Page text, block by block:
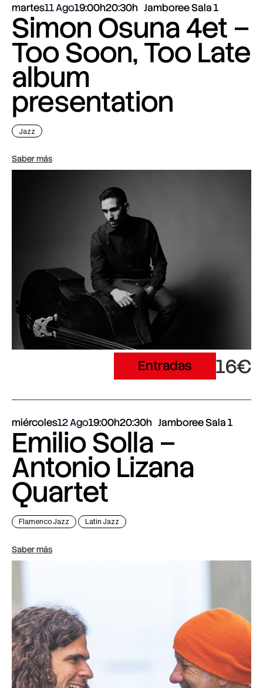
martes11 Ago19:00h20:30h Jamboree Sala 1
Simon Osuna 4et –
Too Soon, Too Late
album
presentation
Jazz
Saber más
Entradas 16€
miércoles12 Ago19:00h20:30h Jamboree Sala 1
Emilio Solla –
Antonio Lizana
Quartet
Flamenco Jazz Latin Jazz
Saber más